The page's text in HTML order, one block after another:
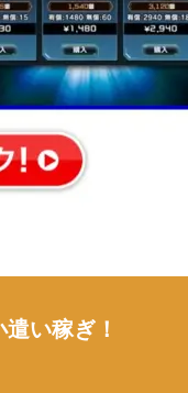
い稼ぎ！